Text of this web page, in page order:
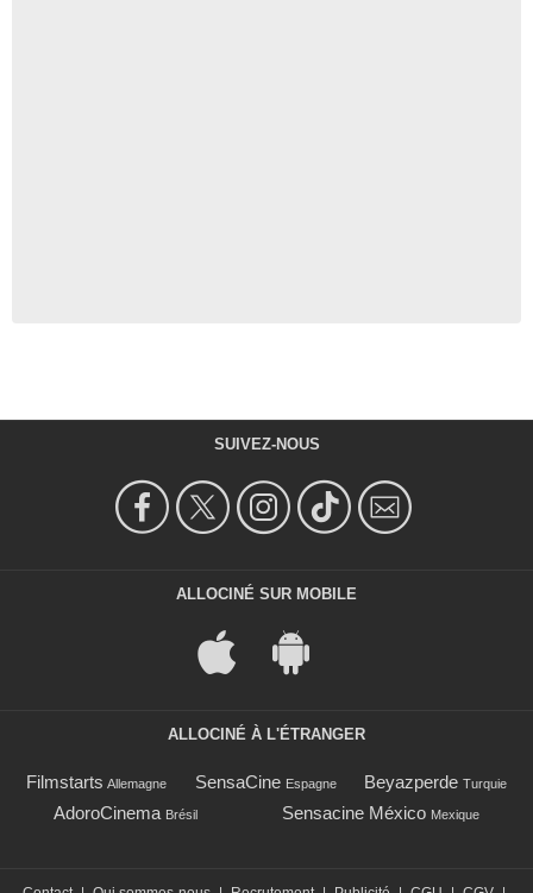
SUIVEZ-NOUS
ALLOCINÉ SUR MOBILE
ALLOCINÉ À L'ÉTRANGER
Filmstarts Allemagne SensaCine Espagne Beyazperde Turquie
AdoroCinema Brésil Sensacine México Mexique